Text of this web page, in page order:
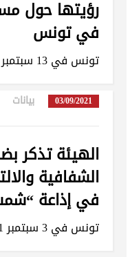
رؤيتها حول
في تونس
تونس في 13 سبتمبر 2021 عل...
03/09/2021 بيانات
الهيئة تذكر
الشفافية
في إذاعة
تونس في 3 سبتمبر 2021 بيـ...